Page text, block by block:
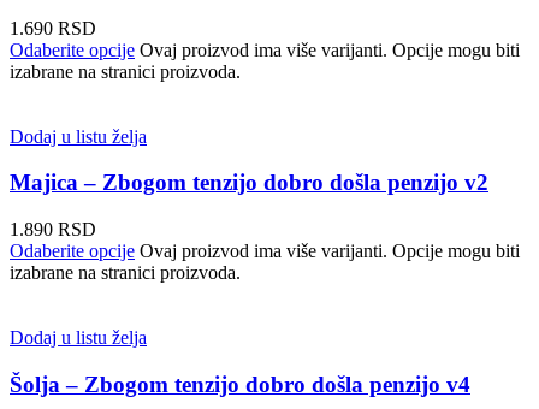
1.690 RSD
Odaberite opcije Ovaj proizvod ima više varijanti. Opcije mogu biti
izabrane na stranici proizvoda.
Dodaj u listu želja
Majica – Zbogom tenzijo dobro došla penzijo v2
1.890 RSD
Odaberite opcije Ovaj proizvod ima više varijanti. Opcije mogu biti
izabrane na stranici proizvoda.
Dodaj u listu želja
Šolja – Zbogom tenzijo dobro došla penzijo v4